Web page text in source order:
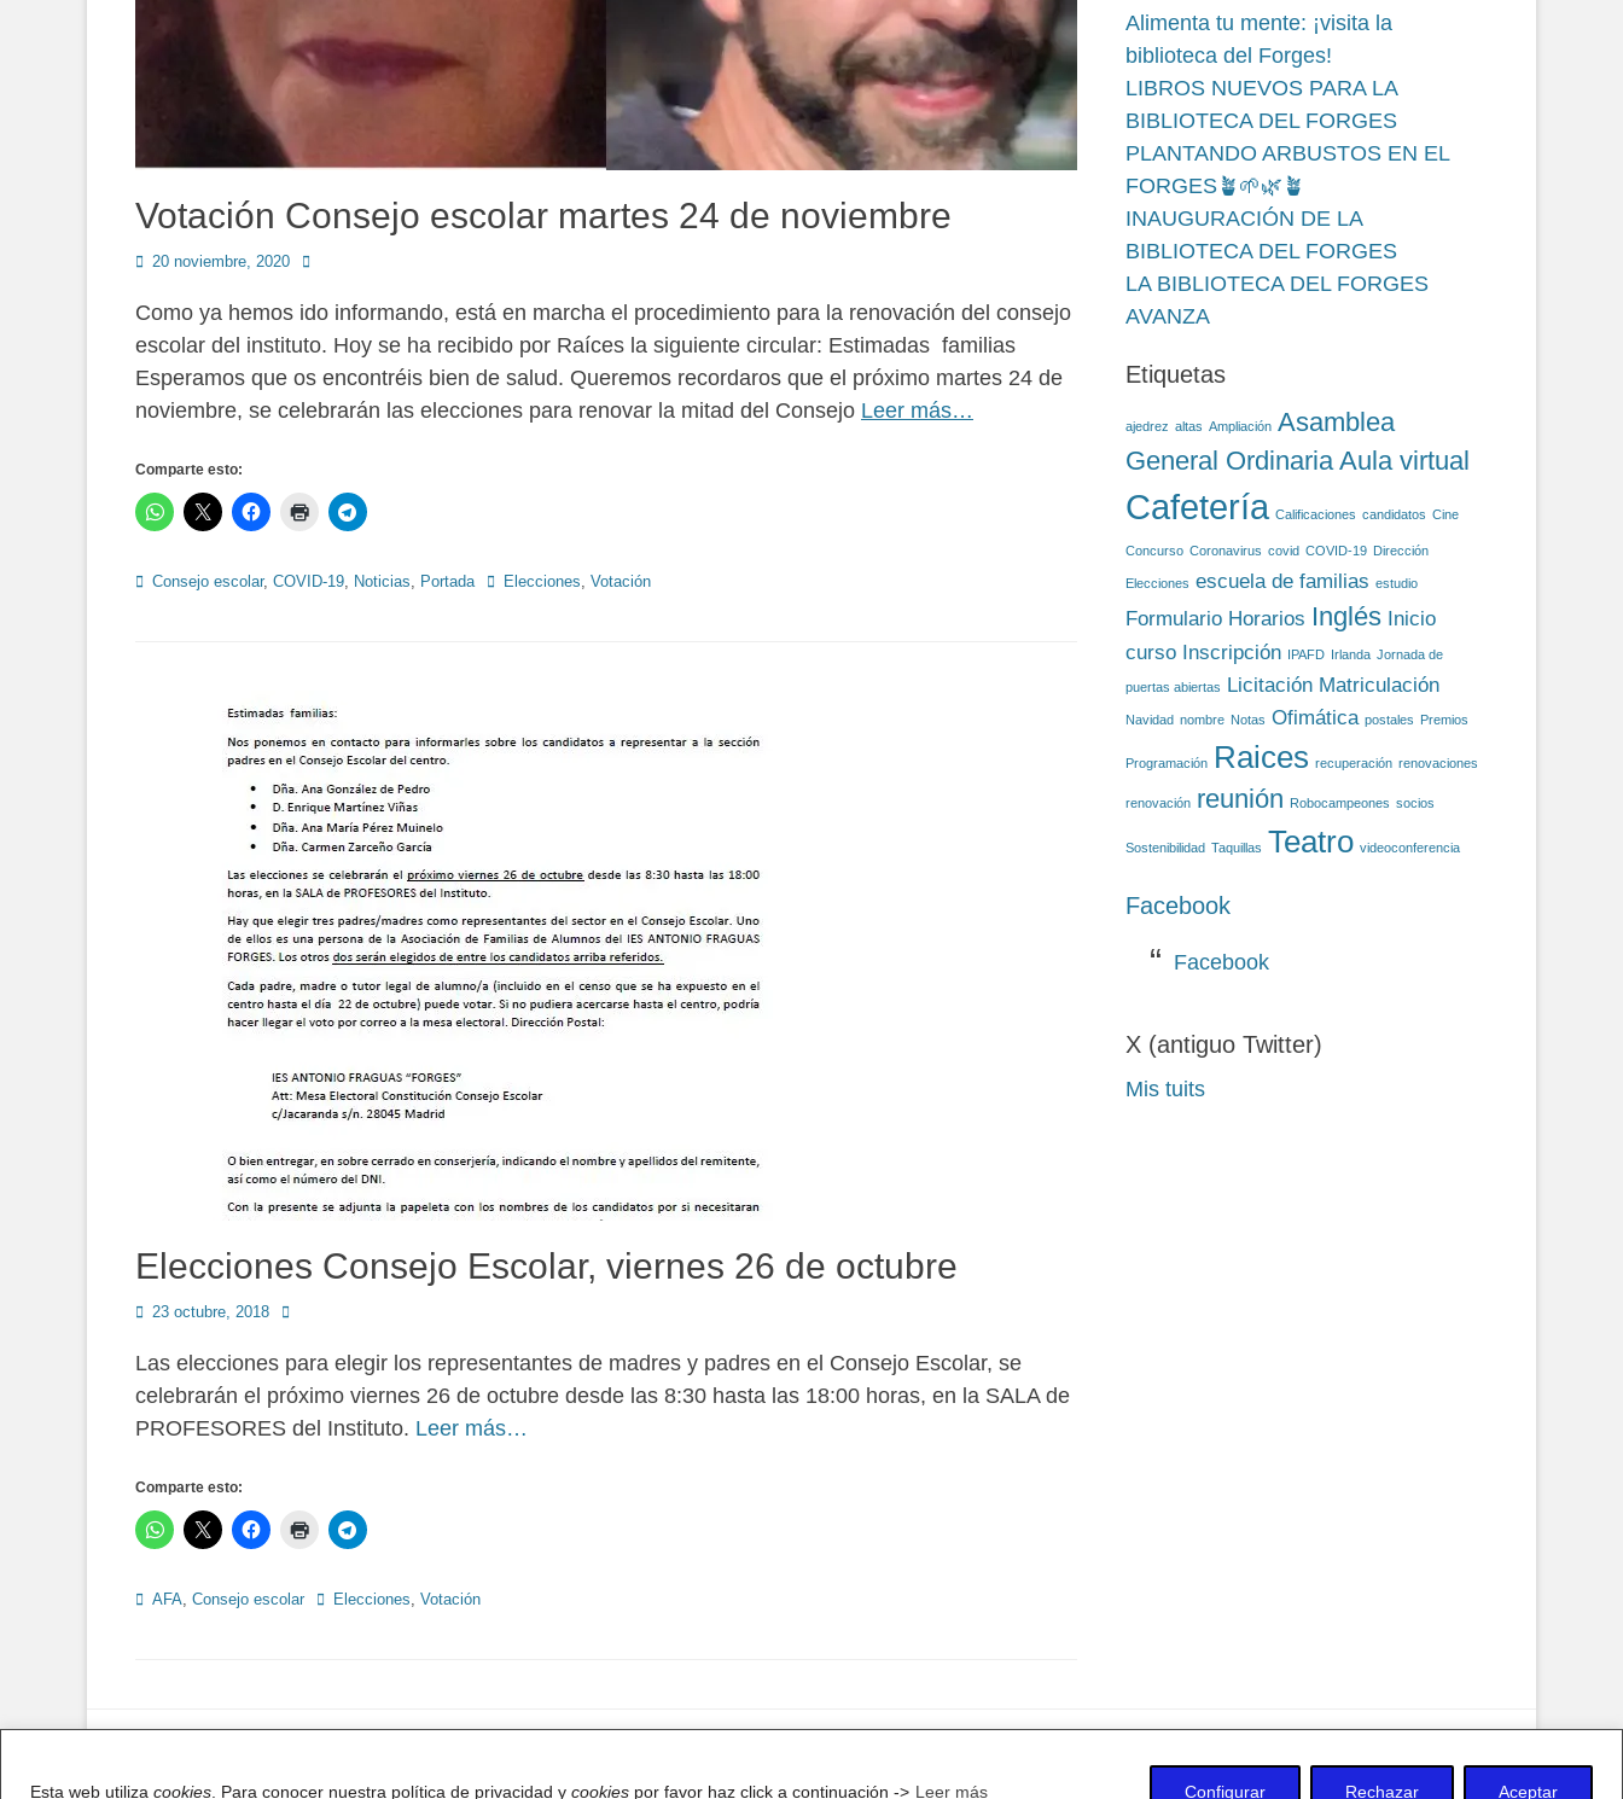
Esta web utiliza cookies . Para conocer nuestra política de privacidad y cookies por favor haz click a continuación -> Leer más Configurar Rechazar Aceptar
Votación Consejo escolar martes 24 de noviembre
Publicado
20 noviembre, 2020 Autor
Como ya hemos ido informando, está en marcha el procedimiento para la renovación del consejo
escolar del instituto. Hoy se ha recibido por Raíces la siguiente circular: Estimadas familias
Esperamos que os encontréis bien de salud. Queremos recordaros que el próximo martes 24 de
noviembre, se celebrarán las elecciones para renovar la mitad del Consejo Leer más…
Comparte esto:
Categorías
Consejo escolar, COVID-19, Noticias, Portada Etiquetas
Elecciones, Votación
Elecciones Consejo Escolar, viernes 26 de octubre
Publicado
23 octubre, 2018 Autor
Las elecciones para elegir los representantes de madres y padres en el Consejo Escolar, se
celebrarán el próximo viernes 26 de octubre desde las 8:30 hasta las 18:00 horas, en la SALA de
PROFESORES del Instituto. Leer más…
Comparte esto:
Categorías
AFA, Consejo escolar Etiquetas
Elecciones, Votación
Alimenta tu mente: ¡visita la
biblioteca del Forges!
LIBROS NUEVOS PARA LA
BIBLIOTECA DEL FORGES
PLANTANDO ARBUSTOS EN EL
FORGES🪴🌱🌿🪴
INAUGURACIÓN DE LA
BIBLIOTECA DEL FORGES
LA BIBLIOTECA DEL FORGES
AVANZA
Etiquetas
ajedrez altas Ampliación Asamblea
General Ordinaria Aula virtual
Cafetería Calificaciones candidatos Cine
Concurso Coronavirus covid COVID-19 Dirección
Elecciones escuela de familias estudio
Formulario Horarios Inglés Inicio
curso Inscripción IPAFD Irlanda Jornada de
puertas abiertas Licitación Matriculación
Navidad nombre Notas Ofimática postales Premios
Programación Raices recuperación renovaciones
renovación reunión Robocampeones socios
Sostenibilidad Taquillas Teatro videoconferencia
Facebook
Facebook
X (antiguo Twitter)
Mis tuits